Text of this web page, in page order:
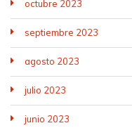
octubre 2023
septiembre 2023
agosto 2023
julio 2023
junio 2023